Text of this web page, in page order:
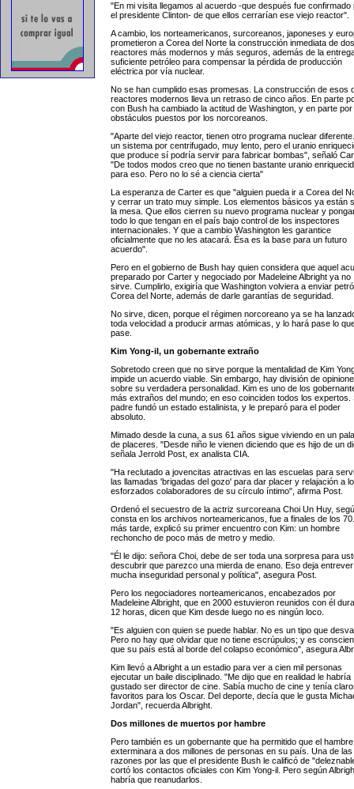
"En mi visita llegamos al acuerdo -que después fue confirmado
el presidente Clinton- de que ellos cerrarían ese viejo reactor".
A cambio, los norteamericanos, surcoreanos, japoneses y
prometieron a Corea del Norte la construcción inmediata de dos
reactores más modernos y más seguros, además de la
suficiente petróleo para compensar la pérdida de producción
eléctrica por vía nuclear.
No se han cumplido esas promesas. La construcción de esos
reactores modernos lleva un retraso de cinco años. En parte
con Bush ha cambiado la actitud de Washington, y en parte por
obstáculos puestos por los norcoreanos.
"Aparte del viejo reactor, tienen otro programa nuclear
un sistema por centrifugado, muy lento, pero el uranio
que produce sí podría servir para fabricar bombas", señaló
"De todos modos creo que no tienen bastante uranio
para eso. Pero no lo sé a ciencia cierta"
La esperanza de Carter es que "alguien pueda ir a Corea del
y cerrar un trato muy simple. Los elementos básicos ya están
la mesa. Que ellos cierren su nuevo programa nuclear y
todo lo que tengan en el país bajo control de los inspectores
internacionales. Y que a cambio Washington les garantice
oficialmente que no les atacará. Ésa es la base para un futuro
acuerdo".
Pero en el gobierno de Bush hay quien considera que aquel
preparado por Carter y negociado por Madeleine Albright ya no
sirve. Cumplirlo, exigiría que Washington volviera a enviar
Corea del Norte, además de darle garantías de seguridad.
No sirve, dicen, porque el régimen norcoreano ya se ha
toda velocidad a producir armas atómicas, y lo hará pase lo
pase.
Kim Yong-il, un gobernante extraño
Sobretodo creen que no sirve porque la mentalidad de Kim
impide un acuerdo viable. Sin embargo, hay división de
sobre su verdadera personalidad. Kim es uno de los
más extraños del mundo; en eso coinciden todos los expertos.
padre fundó un estado estalinista, y le preparó para el poder
absoluto.
Mimado desde la cuna, a sus 61 años sigue viviendo en un
de placeres. "Desde niño le vienen diciendo que es hijo de un
señala Jerrold Post, ex analista CIA.
"Ha reclutado a jovencitas atractivas en las escuelas para
las llamadas 'brigadas del gozo' para dar placer y relajación a
esforzados colaboradores de su círculo íntimo", afirma Post.
Ordenó el secuestro de la actriz surcoreana Choi Un Huy,
consta en los archivos norteamericanos, fue a finales de los
más tarde, explicó su primer encuentro con Kim: un hombre
rechoncho de poco más de metro y medio.
"Él le dijo: señora Choi, debe de ser toda una sorpresa para
descubrir que parezco una mierda de enano. Eso deja entrever
mucha inseguridad personal y política", asegura Post.
Pero los negociadores norteamericanos, encabezados por
Madeleine Albright, que en 2000 estuvieron reunidos con él
12 horas, dicen que Kim desde luego no es ningún loco.
"Es alguien con quien se puede hablar. No es un tipo que
Pero no hay que olvidar que no tiene escrúpulos; y es
que su país está al borde del colapso económico", asegura
Kim llevó a Albright a un estadio para ver a cien mil personas
ejecutar un baile disciplinado. "Me dijo que en realidad le habría
gustado ser director de cine. Sabía mucho de cine y tenía
favoritos para los Oscar. Del deporte, decía que le gusta
Jordan", recuerda Albright.
Dos millones de muertos por hambre
Pero también es un gobernante que ha permitido que el hambre
exterminara a dos millones de personas en su país. Una de las
razones por las que el presidente Bush le calificó de
cortó los contactos oficiales con Kim Yong-il. Pero según
habría que reanudarlos.